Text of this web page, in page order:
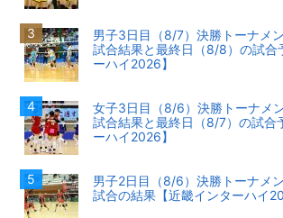
男子3日目（8/7）決勝トーナメ
試合結果と最終日（8/8）の試合
ーハイ2026】
女子3日目（8/6）決勝トーナメ
試合結果と最終日（8/7）の試合
ーハイ2026】
男子2日目（8/6）決勝トーナメ
試合の結果【近畿インターハイ